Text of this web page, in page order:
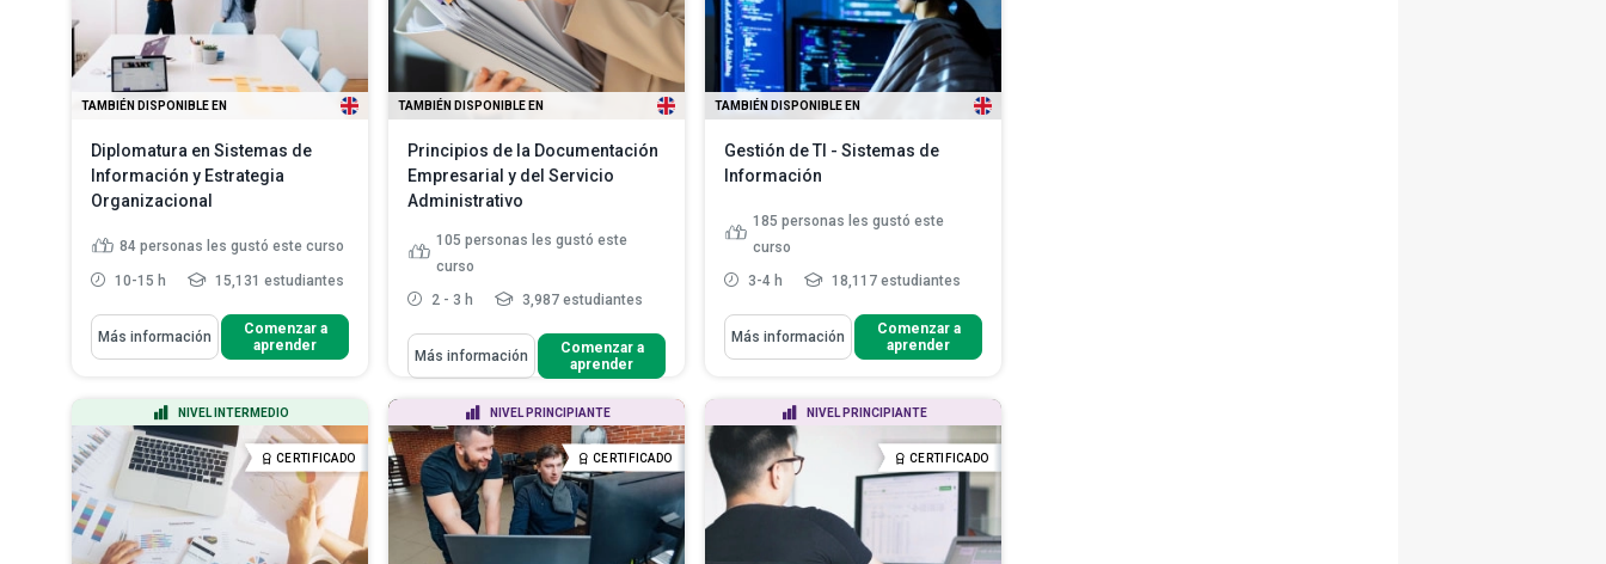
Describir la gestión de identidad y
accesoLeer más
la certi...Leer más
TAMBIÉN DISPONIBLE EN
Diplomatura en Sistemas de
Información y Estrategia
Organizacional
84 personas les gustó este curso
10-15 h 15,131 estudiantes
Aprenderás Cómo
Explicar la certificación ISO para
Comparar la «cadena de valor» y
la «cadena de suministro...
Describir las operaciones y la
administración... Leer más
Más información
Comenzar a
aprender
TAMBIÉN DISPONIBLE EN
Principios de la Documentación
Empresarial y del Servicio
Administrativo
105 personas les gustó este
curso
2 - 3 h
3,987 estudiantes
Aprenderás Cómo
Diferenciar entre tipos de
reuniones formales e informal...
Describir cómo organizar, priorizar
tareas y gestionar r...
Enumerar los diferentes métodos
utilizados pa...Leer más
Más información
Comenzar a
aprender
TAMBIÉN DISPONIBLE EN
Gestión de TI - Sistemas de
Información
185 personas les gustó este
curso
3-4 h
18,117 estudiantes
Aprenderás Cómo
Enumera las etapas del ciclo de
Analizar los roles de usuarios,
gerentes y diseñadores e...
Identifica las preocupaciones
clave del análi...Leer más
Más información
Comenzar a
aprender
NIVEL INTERMEDIO
CERTIFICADO
NIVEL PRINCIPIANTE
CERTIFICADO
NIVEL PRINCIPIANTE
CERTIFICADO